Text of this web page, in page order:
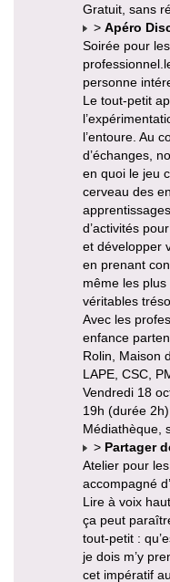
Gratuit, sans
> Apéro
Soirée pour
personne
Le tout-petit
l’entoure. Au
d’échanges,
en quoi le jeu
cerveau des
d’activités
et développer
en prenant
même les
véritables
Avec les
enfance
Rolin, Maison
LAPE, CSC,
Vendredi 18
19h (durée 2h)
Médiathèque,
> Partager
Atelier pour
accompagné
Lire à voix
ça peut
tout-petit :
je dois m’y
cet impératif